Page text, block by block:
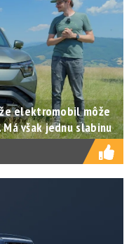
elektromobil môže
však jednu slabinu